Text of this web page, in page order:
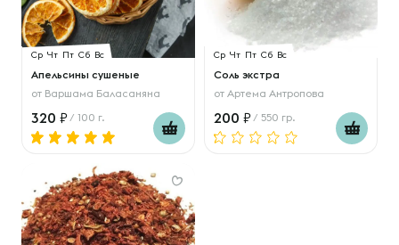
Ср Чт Пт Сб Вс
Апельсины сушеные
от Варшама Баласаняна
320 / 100 г.
Ср Чт Пт Сб Вс
Соль экстра
от Артема Антропова
200 / 550 гр.